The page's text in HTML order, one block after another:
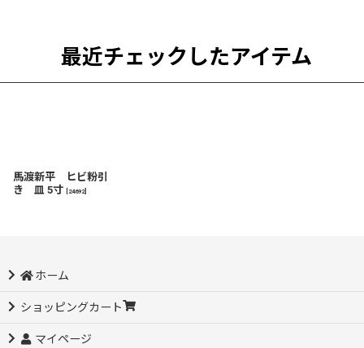
最近チェックしたアイテム
馬渡新平 ヒビ粉引
き 皿 5寸
24692]
ホーム
ショッピングカート
マイページ